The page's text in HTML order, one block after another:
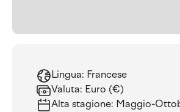
Lingua: Francese
Valuta: Euro (€)
Alta stagione: Maggio-